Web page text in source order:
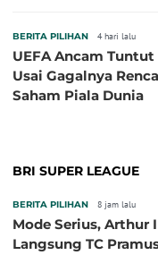
BERITA PILIHAN 4 hari lalu
UEFA Ancam
Usai Gagalnya
Saham Piala Dunia
BRI SUPER LEAGUE
BERITA PILIHAN 8 jam lalu
Mode Serius, Arthur
Langsung TC